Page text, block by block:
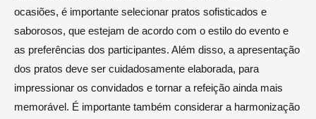
ocasiões, é importante selecionar pratos sofisticados e
saborosos, que estejam de acordo com o estilo do evento e
as preferências dos participantes. Além disso, a apresentação
dos pratos deve ser cuidadosamente elaborada, para
impressionar os convidados e tornar a refeição ainda mais
memorável. É importante também considerar a harmonização